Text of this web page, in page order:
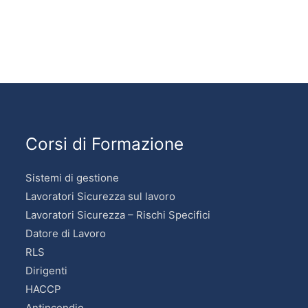
Corsi di Formazione
Sistemi di gestione
Lavoratori Sicurezza sul lavoro
Lavoratori Sicurezza – Rischi Specifici
Datore di Lavoro
RLS
Dirigenti
HACCP